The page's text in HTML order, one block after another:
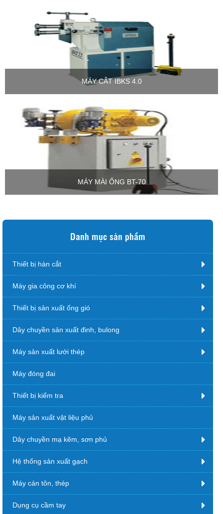
MÁY CẮT IBKS 4.0
MÁY MÀI ỐNG BT-70
Danh mục sản phẩm
Thiết bị hàn cắt
Máy gia công cơ khí
Thiết bị sản xuất ống gió
Dây chuyền sản xuất đinh, bulong
Máy sản xuất lưới thép
Máy đóng đai
Thiết bị kiểm tra
Máy sản xuất vật liệu phủ
Dây chuyền mạ kẽm, sơn phủ
Hệ thống sản xuất gạch
Máy cán tôn, thép
Dụng cụ cầm tay